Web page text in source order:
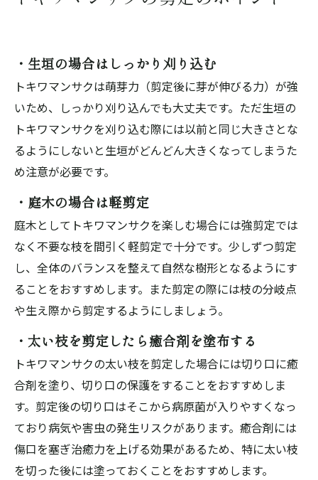
・生垣の場合はしっかり刈り込む
トキワマンサクは萌芽力（剪定後に芽が伸びる力）が強
いため、しっかり刈り込んでも大丈夫です。ただ生垣の
トキワマンサクを刈り込む際には以前と同じ大きさとな
るようにしないと生垣がどんどん大きくなってしまうた
め注意が必要です。
・庭木の場合は軽剪定
庭木としてトキワマンサクを楽しむ場合には強剪定では
なく不要な枝を間引く軽剪定で十分です。少しずつ剪定
し、全体のバランスを整えて自然な樹形となるようにす
ることをおすすめします。また剪定の際には枝の分岐点
や生え際から剪定するようにしましょう。
・太い枝を剪定したら癒合剤を塗布する
トキワマンサクの太い枝を剪定した場合には切り口に癒
合剤を塗り、切り口の保護をすることをおすすめしま
す。剪定後の切り口はそこから病原菌が入りやすくなっ
ており病気や害虫の発生リスクがあります。癒合剤には
傷口を塞ぎ治癒力を上げる効果があるため、特に太い枝
を切った後には塗っておくことをおすすめします。